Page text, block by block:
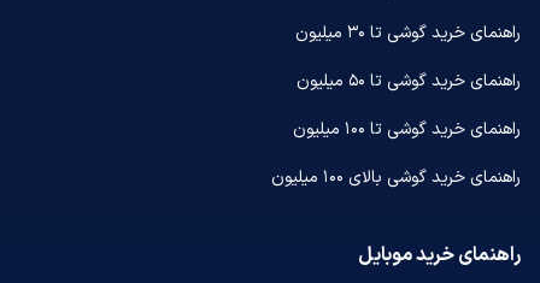
راهنمای خرید گوشی تا ۳۰ میلیون
راهنمای خرید گوشی تا ۵۰ میلیون
راهنمای خرید گوشی تا ۱۰۰ میلیون
راهنمای خرید گوشی بالای ۱۰۰ میلیون
راهنمای خرید موبایل